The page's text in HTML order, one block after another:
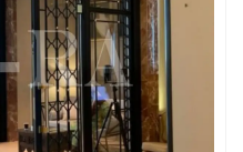
SUNDURMA
MODELLERİ